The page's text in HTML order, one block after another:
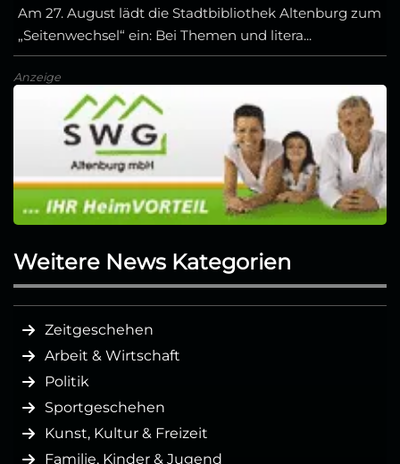
Am 27. August lädt die Stadtbibliothek Altenburg zum
„Seitenwechsel“ ein: Bei Themen und litera...
Anzeige
Weitere News Kategorien
Zeitgeschehen
Arbeit & Wirtschaft
Politik
Sportgeschehen
Kunst, Kultur & Freizeit
Familie, Kinder & Jugend